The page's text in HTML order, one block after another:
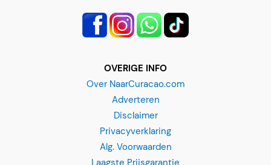
OVERIGE INFO
Over NaarCuracao.com
Adverteren
Disclaimer
Privacyverklaring
Alg. Voorwaarden
Laagste Prijsgarantie